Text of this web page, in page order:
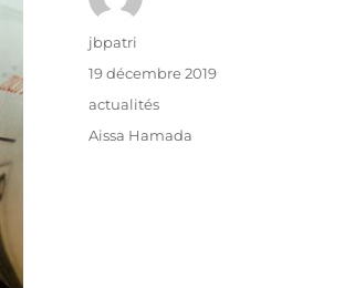
Auteur
jbpatri
Publié
19 décembre 2019
Catégories
actualités
Étiquettes
Aissa Hamada